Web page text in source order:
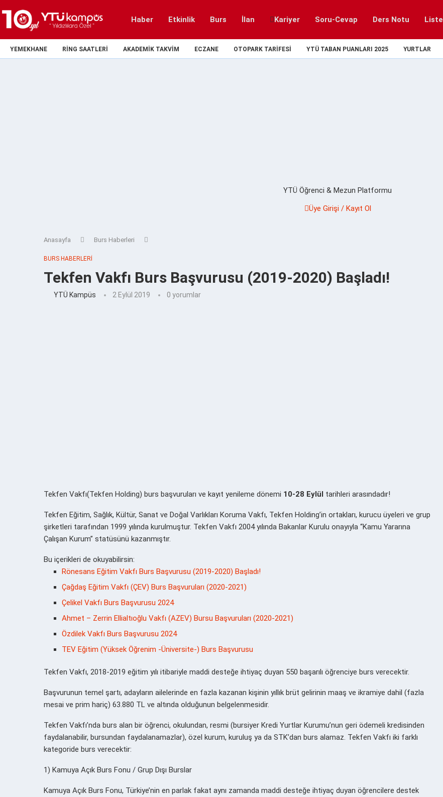
Haber Etkinlik Burs İlan Kariyer Soru-Cevap Ders Notu Liste
YEMEKHANE RING SAATLERI AKADEMIK TAKVIM ECZANE OTOPARK TARIFESI YTÜ TABAN PUANLARI 2025 YURTLAR
YTÜ Öğrenci & Mezun Platformu
Üye Girişi / Kayıt Ol
Anasayfa Burs Haberleri
BURS HABERLERI
Tekfen Vakfı Burs Başvurusu (2019-2020) Başladı!
YTÜ Kampüs 2 Eylül 2019 0 yorumlar
Tekfen Vakfı(Tekfen Holding) burs başvuruları ve kayıt yenileme dönemi 10-28 Eylül tarihleri arasındadır!
Tekfen Eğitim, Sağlık, Kültür, Sanat ve Doğal Varlıkları Koruma Vakfı, Tekfen Holding’in ortakları, kurucu üyeleri ve grup
şirketleri tarafından 1999 yılında kurulmuştur. Tekfen Vakfı 2004 yılında Bakanlar Kurulu onayıyla “Kamu Yararına
Çalışan Kurum” statüsünü kazanmıştır.
Bu içerikleri de okuyabilirsin:
Rönesans Eğitim Vakfı Burs Başvurusu (2019-2020) Başladı!
Çağdaş Eğitim Vakfı (ÇEV) Burs Başvuruları (2020-2021)
Çelikel Vakfı Burs Başvurusu 2024
Ahmet – Zerrin Ellialtıoğlu Vakfı (AZEV) Bursu Başvuruları (2020-2021)
Özdilek Vakfı Burs Başvurusu 2024
TEV Eğitim (Yüksek Öğrenim -Üniversite-) Burs Başvurusu
Tekfen Vakfı, 2018-2019 eğitim yılı itibariyle maddi desteğe ihtiyaç duyan 550 başarılı öğrenciye burs verecektir.
Başvurunun temel şartı, adayların ailelerinde en fazla kazanan kişinin yıllık brüt gelirinin maaş ve ikramiye dahil (fazla
mesai ve prim hariç) 63.880 TL ve altında olduğunun belgelenmesidir.
Tekfen Vakfı’nda burs alan bir öğrenci, okulundan, resmi (bursiyer Kredi Yurtlar Kurumu’nun geri ödemeli kredisinden
faydalanabilir, bursundan faydalanamazlar), özel kurum, kuruluş ya da STK’dan burs alamaz. Tekfen Vakfı iki farklı
kategoride burs verecektir:
1) Kamuya Açık Burs Fonu / Grup Dışı Burslar
Kamuya Açık Burs Fonu, Türkiye’nin en parlak fakat aynı zamanda maddi desteğe ihtiyaç duyan öğrencilere destek